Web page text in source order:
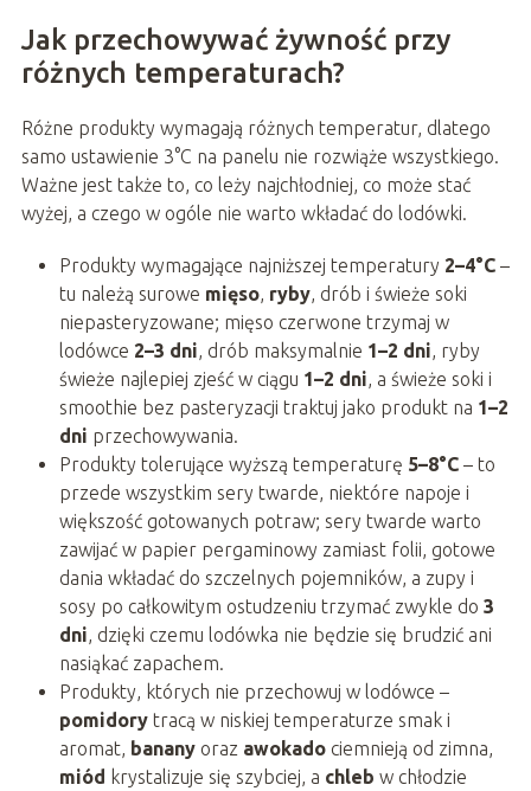
Jak przechowywać żywność przy
różnych temperaturach?
Różne produkty wymagają różnych temperatur, dlatego
samo ustawienie 3°C na panelu nie rozwiąże wszystkiego.
Ważne jest także to, co leży najchłodniej, co może stać
wyżej, a czego w ogóle nie warto wkładać do lodówki.
Produkty wymagające najniższej temperatury 2–4°C–
tu należą surowe mięso, ryby, drób i świeże soki
niepasteryzowane; mięso czerwone trzymaj w
lodówce 2–3 dni , drób maksymalnie 1–2 dni , ryby
świeże najlepiej zjeść w ciągu 1–2 dni , a świeże soki i
smoothie bez pasteryzacji traktuj jako produkt na 1–2
dni przechowywania.
Produkty tolerujące wyższą temperaturę 5–8°C– to
przede wszystkim sery twarde, niektóre napoje i
większość gotowanych potraw; sery twarde warto
zawijać w papier pergaminowy zamiast folii, gotowe
dania wkładać do szczelnych pojemników, a zupy i
sosy po całkowitym ostudzeniu trzymać zwykle do 3
dni , dzięki czemu lodówka nie będzie się brudzić ani
nasiąkać zapachem.
Produkty, których nie przechowuj w lodówce –
pomidorytracą w niskiej temperaturze smak i
aromat, bananyoraz awokadociemnieją od zimna,
miód krystalizuje się szybciej, a chleb w chłodzie